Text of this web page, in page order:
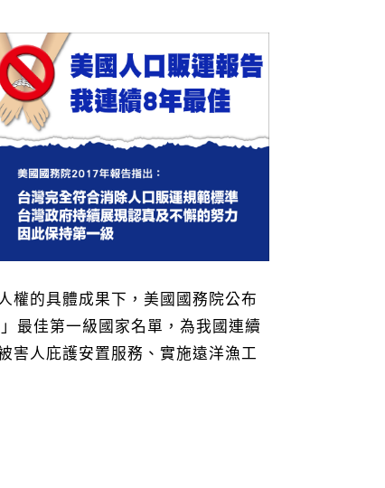
權的具體成果下，美國國務院公布
最佳第一級國家名單，為我國連續
害人庇護安置服務、實施遠洋漁工